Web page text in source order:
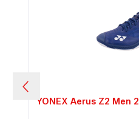
YONEX Aerus Z2 Men